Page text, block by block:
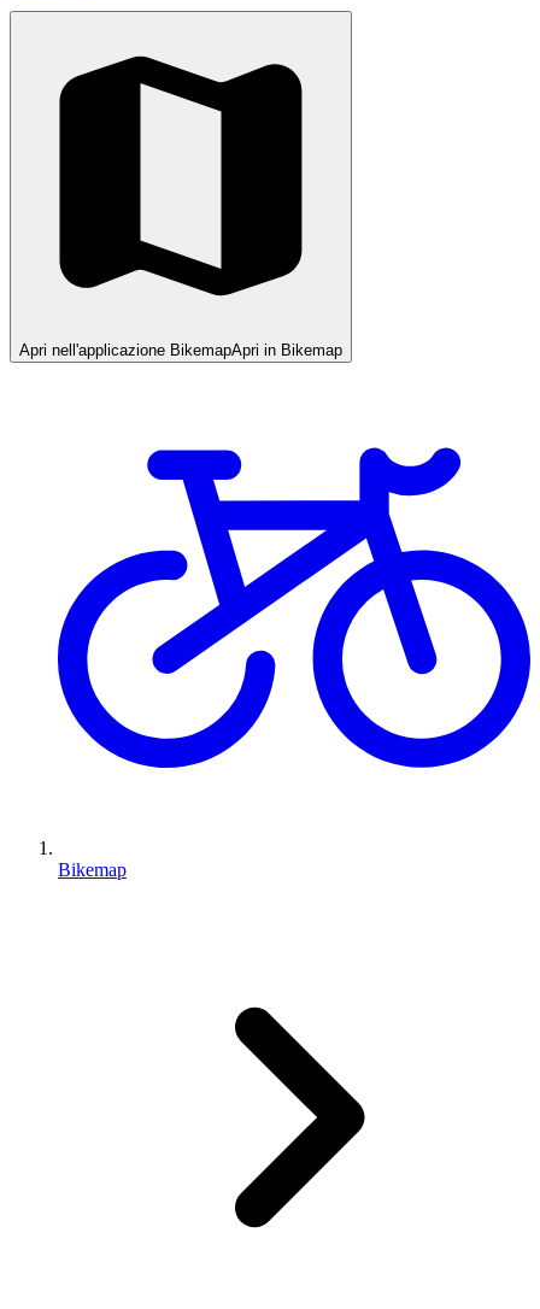
Apri nell'applicazione BikemapApri in Bikemap
Bikemap